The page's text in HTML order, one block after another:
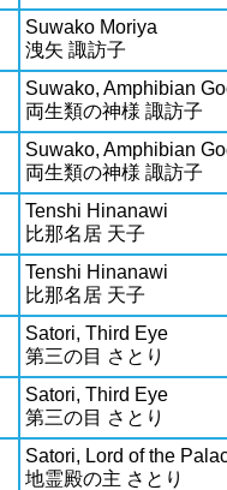
Suwako Moriya
洩矢 諏訪子
Suwako, Amphibian
両生類の神様 諏訪子
Suwako, Amphibian
両生類の神様 諏訪子
Tenshi Hinanawi
比那名居 天子
Tenshi Hinanawi
比那名居 天子
Satori, Third Eye
第三の目 さとり
Satori, Third Eye
第三の目 さとり
Satori, Lord of the
地霊殿の主 さとり